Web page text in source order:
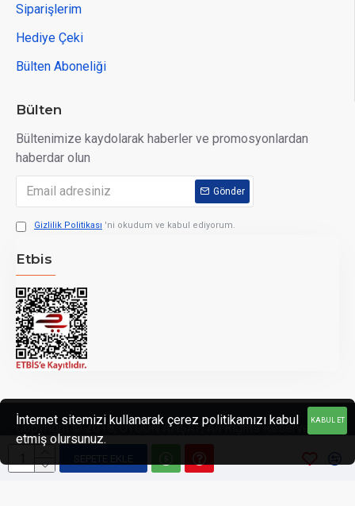
SEPETE EKLE
Siparişlerim
Hediye Çeki
Bülten Aboneliği
Bülten
Bültenimize kaydolarak haberler ve promosyonlardan
haberdar olun
Gönder
Gizlilik Politikası 'ni okudum ve kabul ediyorum.
Etbis
Copyright © 2018, UYGUN AHŞAP, All Rights ReservedKABUL ET
İnternet sitemizi kullanarak çerez politikamızı kabul
etmiş olursunuz.